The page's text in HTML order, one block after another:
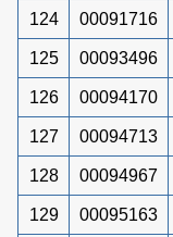
124 00091716
125 00093496
126 00094170
127 00094713
128 00094967
129 00095163